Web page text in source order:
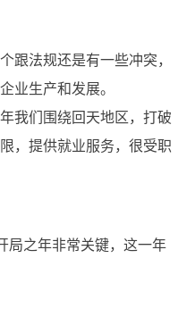
跟法规还是有一些冲突，
业生产和发展。
们围绕回天地区，打破
，提供就业服务，很受职
局之年非常关键，这一年